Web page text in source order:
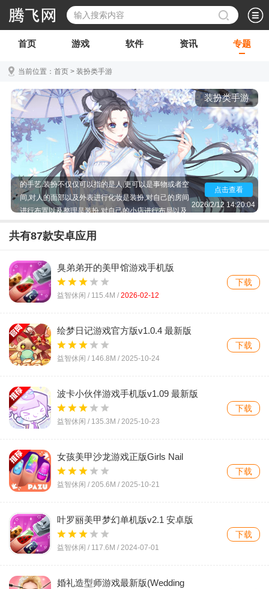
首页 游戏 软件 资讯 专题
当前位置： 首页 > 装扮类手游
装扮类手游
装扮,是每一个爱美之人都有的想法,也是他们最为精湛
的手艺.装扮不仅仅可以指的是人,更可以是事物或者空
间,对人的面部以及外表进行化妆是装扮,对自己的房间
进行布置以及整理是装扮,对自己的小店进行布局以及
中是非常常见的,如果你也是个爱美之人,如果你也喜欢
点击查看
2026/2/12 14:20:04
共有87款安卓应用
臭弟弟开的美甲馆游戏手机版
NailsDonev1.4.7 最新版
益智休闲 / 115.4M / 2026-02-12
下载
绘梦日记游戏官方版v1.0.4 最新版
益智休闲 / 146.8M / 2025-10-24
下载
波卡小伙伴游戏手机版v1.09 最新版
益智休闲 / 135.3M / 2025-10-23
下载
女孩美甲沙龙游戏正版Girls Nail
Salonv1.67 最新版
益智休闲 / 205.6M / 2025-10-21
下载
叶罗丽美甲梦幻单机版v2.1 安卓版
益智休闲 / 117.6M / 2024-07-01
下载
婚礼造型师游戏最新版(Wedding